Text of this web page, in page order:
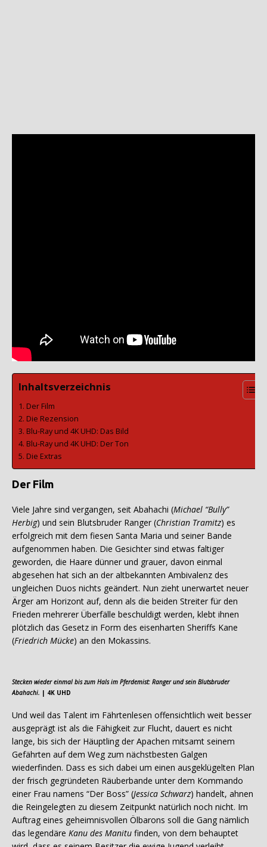
Inhaltsverzeichnis
Der Film
Die Rezension
Blu-Ray und 4K UHD: Das Bild
Blu-Ray und 4K UHD: Der Ton
Die Extras
Der Film
Viele Jahre sind vergangen, seit Abahachi (Michael “Bully”
Herbig) und sein Blutsbruder Ranger (Christian Tramitz) es
erfolgreich mit dem fiesen Santa Maria und seiner Bande
aufgenommen haben. Die Gesichter sind etwas faltiger
geworden, die Haare dünner und grauer, davon einmal
abgesehen hat sich an der altbekannten Ambivalenz des
ungleichen Duos nichts geändert. Nun zieht unerwartet neuer
Ärger am Horizont auf, denn als die beiden Streiter für den
Frieden mehrerer Überfälle beschuldigt werden, klebt ihnen
plötzlich das Gesetz in Form des eisenharten Sheriffs Kane
(Friedrich Mücke) an den Mokassins.
Stecken wieder einmal bis zum Hals im Pferdemist: Ranger und sein Blutsbruder
Abahachi. | 4K UHD
Und weil das Talent im Fährtenlesen offensichtlich weit besser
ausgeprägt ist als die Fähigkeit zur Flucht, dauert es nicht
lange, bis sich der Häuptling der Apachen mitsamt seinem
Gefährten auf dem Weg zum nächstbesten Galgen
wiederfinden. Dass es sich dabei um einen ausgeklügelten Plan
der frisch gegründeten Räuberbande unter dem Kommando
einer Frau namens “Der Boss” (Jessica Schwarz) handelt, ahnen
die Reingelegten zu diesem Zeitpunkt natürlich noch nicht. Im
Auftrag eines geheimnisvollen Ölbarons soll die Gang nämlich
das legendäre Kanu des Manitu finden, von dem behauptet